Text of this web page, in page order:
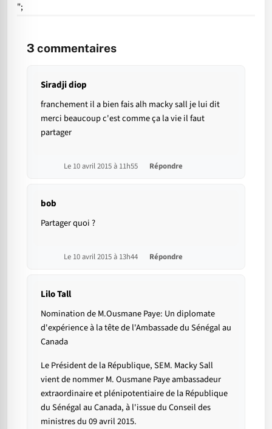
";
3 commentaires
Siradji diop
franchement il a bien fais alh macky sall je lui dit
merci beaucoup c'est comme ça la vie il faut
partager
Le 10 avril 2015 à 11h55 Répondre
bob
Partager quoi ?
Le 10 avril 2015 à 13h44 Répondre
Lilo Tall
Nomination de M.Ousmane Paye: Un diplomate
d'expérience à la tête de l'Ambassade du Sénégal au
Canada
Le Président de la République, SEM. Macky Sall
vient de nommer M. Ousmane Paye ambassadeur
extraordinaire et plénipotentiaire de la République
du Sénégal au Canada, à l'issue du Conseil des
ministres du 09 avril 2015.